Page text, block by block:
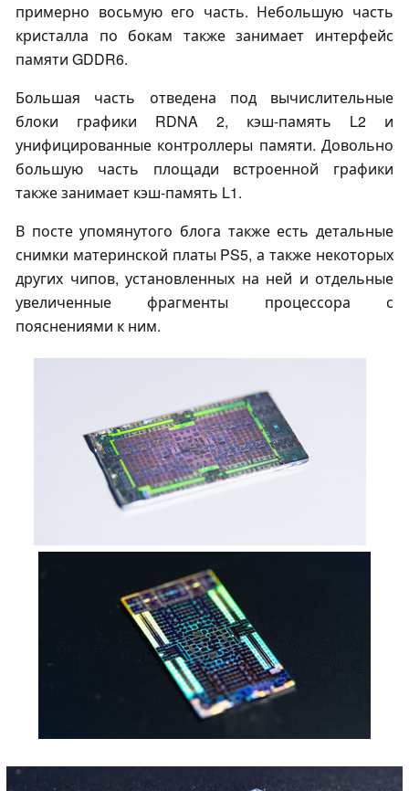
примерно восьмую его часть. Небольшую часть
кристалла по бокам также занимает интерфейс
памяти GDDR6.
Большая часть отведена под вычислительные
блоки графики RDNA 2, кэш-память L2 и
унифицированные контроллеры памяти. Довольно
большую часть площади встроенной графики
также занимает кэш-память L1.
В посте упомянутого блога также есть детальные
снимки материнской платы PS5, а также некоторых
других чипов, установленных на ней и отдельные
увеличенные фрагменты процессора с
пояснениями к ним.